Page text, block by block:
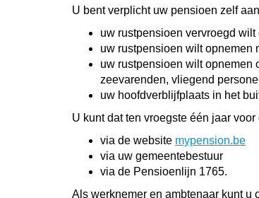
U bent verplicht uw pensioen zelf
uw rustpensioen vervroegd
uw rustpensioen wilt opnemen
uw rustpensioen wilt opnemen
zeevarenden, vliegend
uw hoofdverblijfplaats in het
U kunt dat ten vroegste één jaar
via de website mypension.be
via uw gemeentebestuur
via de Pensioenlijn 1765.
Als werknemer en ambtenaar kunt u